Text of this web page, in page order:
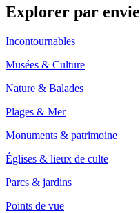
Explorer par envie
Incontournables
Musées & Culture
Nature & Balades
Plages & Mer
Monuments & patrimoine
Églises & lieux de culte
Parcs & jardins
Points de vue